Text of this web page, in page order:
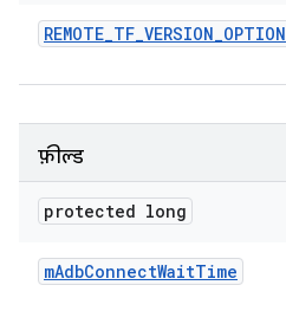
REMOTE_TF_VERSION_OPTION
फ़ील्ड
protected long
mAdbConnectWaitTime